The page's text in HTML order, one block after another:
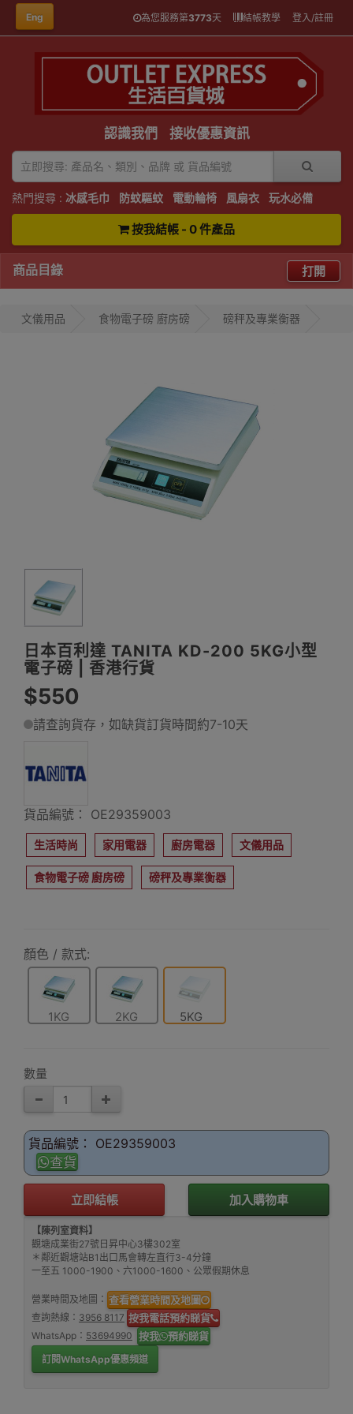
Eng 為您服務第3773天 結帳教學 登入/註冊
認識我們 接收優惠資訊
熱門搜尋 : 冰感毛巾 防蚊驅蚊 電動輪椅 風扇衣 玩水必備
按我結帳 - 0 件產品
商品目錄 打開
文儀用品 食物電子磅 廚房磅 磅秤及專業衡器
日本百利達 TANITA KD-200 5KG小型
電子磅 | 香港行貨
$550
請查詢貨存，如缺貨訂貨時間約7-10天
貨品編號： OE29359003
生活時尚 家用電器 廚房電器 文儀用品
食物電子磅 廚房磅 磅秤及專業衡器
顏色 / 款式:
1KG 2KG 5KG
數量
貨品編號： OE29359003
查貨
立即結帳 加入購物車
【陳列室資料】
觀塘成業街27號日昇中心3樓302室
＊鄰近觀塘站B1出口馬會轉左直行3-4分鐘
一至五 1000-1900、六1000-1600、公眾假期休息
營業時間及地圖： 查看營業時間及地圖
查詢熱線： 3956 8117 按我電話預約睇貨
WhatsApp： 53694990 按我 預約睇貨
訂閱WhatsApp優惠頻道